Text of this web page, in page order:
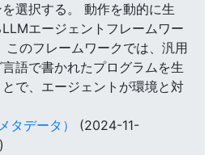
選択する。 動作を動的に生
エージェントフレームワー
このフレームワークでは、汎用
語で書かれたプログラムを生
で、エージェントが環境と対
タデータ）
(2024-11-